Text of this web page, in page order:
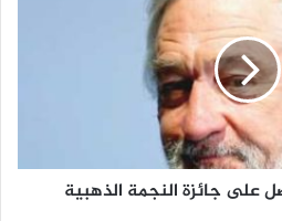
على جائزة النجمة الذهبية